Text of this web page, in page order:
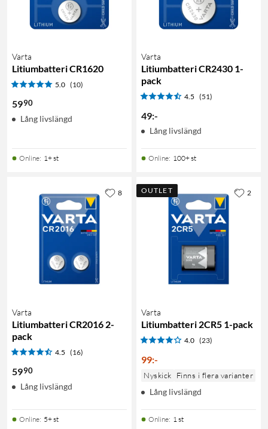
Varta
Litiumbatteri CR1620
5.0 (10)
5990
Lång livslängd
Online: 1+ st
Varta
Litiumbatteri CR2430 1-
pack
4.5 (51)
49:-
Lång livslängd
Online: 100+ st
Varta
Litiumbatteri CR2016 2-
pack
4.5 (16)
5990
Lång livslängd
Online: 5+ st
8 OUTLET
Varta
Litiumbatteri 2CR5 1-pack
4.0 (23)
99:-
Nyskick Finns i flera varianter
Lång livslängd
Online: 1 st
2